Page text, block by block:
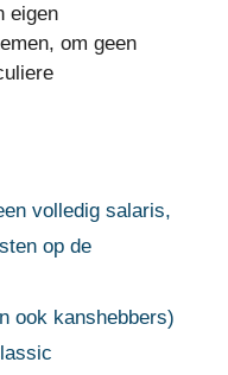
eigen
om geen
volledig salaris,
op de
ook kanshebbers)